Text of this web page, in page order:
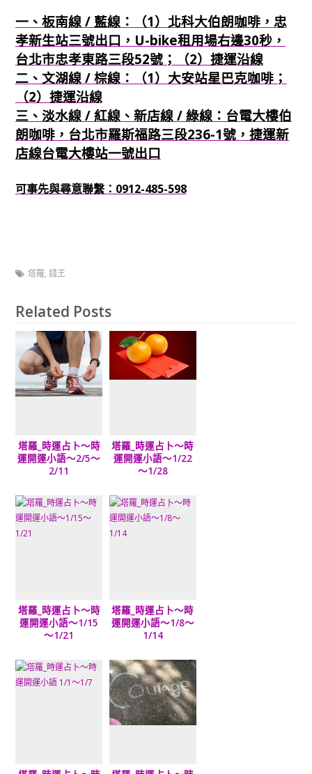
一、板南線 / 藍線：（1）北科大伯朗咖啡，忠
孝新生站三號出口，U-bike租用場右邊30秒，
台北市忠孝東路三段52號；（2）捷運沿線
二、文湖線 / 棕線：（1）大安站星巴克咖啡；
（2）捷運沿線
三、淡水線 / 紅線、新店線 / 綠線：台電大樓伯
朗咖啡，台北市羅斯福路三段236-1號，捷運新
店線台電大樓站一號出口
可事先與尋意聯繫：0912-485-598
塔羅, 錢王
Related Posts
塔羅_時運占卜～時
運開運小語～2/5～
2/11
塔羅_時運占卜～時
運開運小語～1/22
～1/28
塔羅_時運占卜～時
運開運小語～1/15
～1/21
塔羅_時運占卜～時
運開運小語～1/8～
1/14